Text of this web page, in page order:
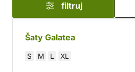
filtruj
Šaty Galatea
S M L XL